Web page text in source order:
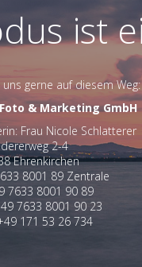
ist
gerne auf diesem Weg:
& Marketing GmbH
Frau Nicole Schlatterer
2-4
Ehrenkirchen
8001 89 Zentrale
7633 8001 90 89
7633 8001 90 23
171 53 26 734